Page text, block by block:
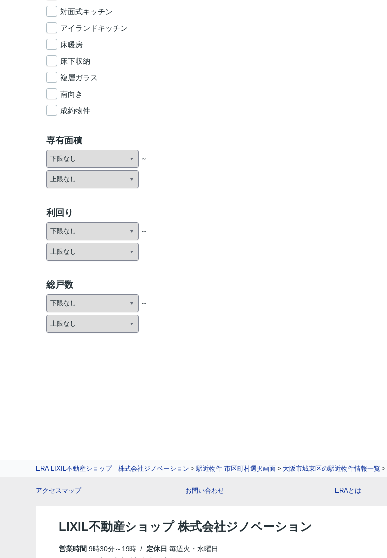
対面式キッチン
アイランドキッチン
床暖房
床下収納
複層ガラス
南向き
成約物件
専有面積
利回り
総戸数
ERA LIXIL不動産ショップ 株式会社ジノベーション 駅近物件 市区町村選択画面 大阪市城東区の駅近物件情報一覧
アクセスマップ お問い合わせ ERAとは
LIXIL不動産ショップ 株式会社ジノベーション
営業時間 9時30分～19時 / 定休日 毎週火・水曜日